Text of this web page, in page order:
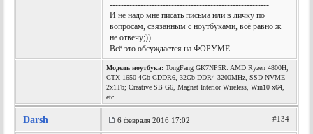
---------------------------------------------------------
И не надо мне писать письма или в личку по
вопросам, связанным с ноутбуками, всё равно ж
не отвечу;))
Всё это обсуждается на ФОРУМЕ.
Модель ноутбука: TongFang GK7NP5R: AMD Ryzen 4800H,
GTX 1650 4Gb GDDR6, 32Gb DDR4-3200MHz, SSD NVME
2x1Tb; Creative SB G6, Magnat Interior Wireless, Win10 x64,
etc.
Darsh 6 февраля 2016 17:02 #134